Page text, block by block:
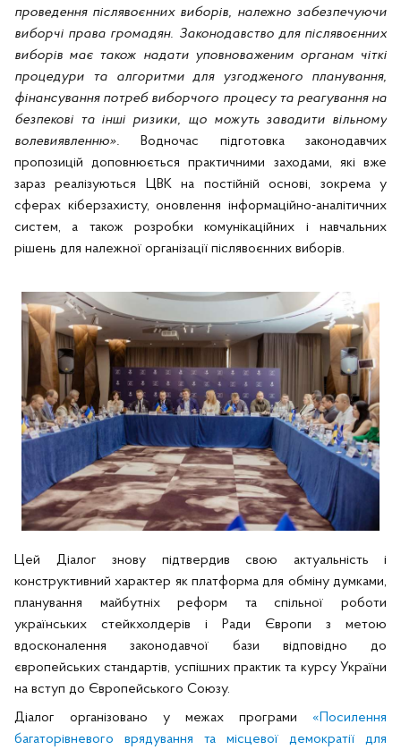
проведення післявоєнних виборів, належно забезпечуючи
виборчі права громадян. Законодавство для післявоєнних
виборів має також надати уповноваженим органам чіткі
процедури та алгоритми для узгодженого планування,
фінансування потреб виборчого процесу та реагування на
безпекові та інші ризики, що можуть завадити вільному
волевиявленню».
Водночас підготовка законодавчих
пропозицій доповнюється практичними заходами, які вже
зараз реалізуються ЦВК на постійній основі, зокрема у
сферах кіберзахисту, оновлення інформаційно-аналітичних
систем, а також розробки комунікаційних і навчальних
рішень для належної організації післявоєнних виборів.
Цей Діалог знову підтвердив свою актуальність і
конструктивний характер як платформа для обміну думками,
планування майбутніх реформ та спільної роботи
українських стейкхолдерів і Ради Європи з метою
вдосконалення законодавчої бази відповідно до
європейських стандартів, успішних практик та курсу України
на вступ до Європейського Союзу.
Діалог організовано у межах програми «Посилення
багаторівневого врядування та місцевої демократії для